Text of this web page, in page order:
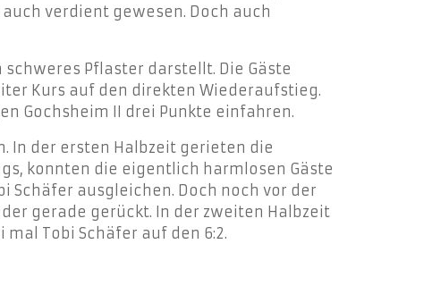
verdient gewesen. Doch auch
Pflaster darstellt. Die Gäste
Kurs auf den direkten Wiederaufstieg.
Gochsheim II drei Punkte einfahren.
In der ersten Halbzeit gerieten die
konnten die eigentlich harmlosen Gäste
Schäfer ausgleichen. Doch noch vor der
gerade gerückt. In der zweiten Halbzeit
Tobi Schäfer auf den 6:2.